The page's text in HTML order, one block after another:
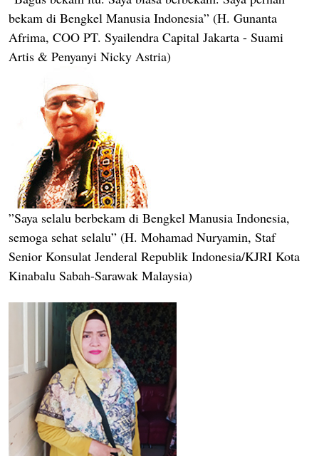
bekam di Bengkel Manusia Indonesia” (H. Gunanta
Afrima, COO PT. Syailendra Capital Jakarta - Suami
Artis & Penyanyi Nicky Astria)
”Saya selalu berbekam di Bengkel Manusia Indonesia,
semoga sehat selalu” (H. Mohamad Nuryamin, Staf
Senior Konsulat Jenderal Republik Indonesia/KJRI Kota
Kinabalu Sabah-Sarawak Malaysia)